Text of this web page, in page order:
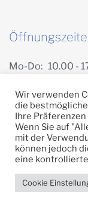
Mo-Do: 10.00 -
Impressum
Copyright
Wir verwenden
die
Ihre
Wenn Sie auf
mit der
können jedoch
eine
Cookie